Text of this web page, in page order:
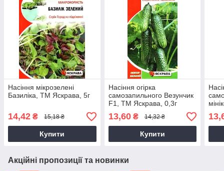
Насіння мікрозелені
Базиліка, ТМ Яскрава, 5г
14,42 ₴ 15,18 ₴
Купити
Насіння огірка
самозапильного Везунчик
F1, ТМ Яскрава, 0,3г
13,60₴ 14,32 ₴
Купити
0,3г
Акційні пропозиції та новинки